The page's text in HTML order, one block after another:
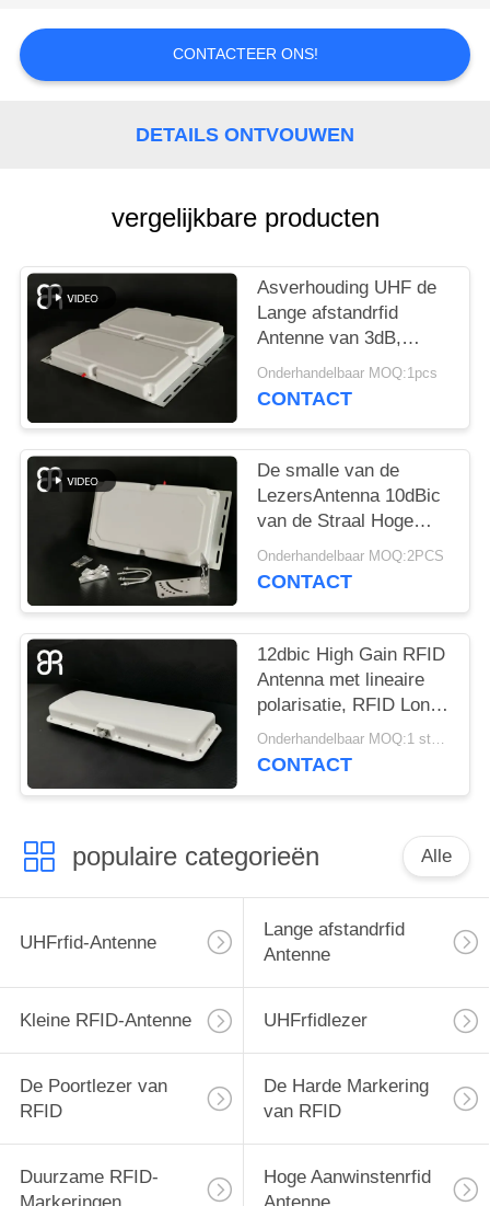
ALLE
GEVALLEN
EEN
CITAAT
SITEMAP
PRIVACYBELEID
CONTACTEER ONS!
DETAILS ONTVOUWEN
vergelijkbare producten
Asverhouding UHF de
Lange afstandrfid
Antenne van 3dB,
Cirkelpolarisatierfid
Antenne
Onderhandelbaar MOQ:1pcs
CONTACT
De smalle van de
LezersAntenna 10dBic
van de Straal Hoge
Aanwinst RFID Poort
Cirkelpolarisatie
Onderhandelbaar MOQ:2PCS
CONTACT
12dbic High Gain RFID
Antenna met lineaire
polarisatie, RFID Long
Range Antenna 15-20m
voor voertuigbeheer
Onderhandelbaar MOQ:1 stuks
CONTACT
populaire categorieën Alle
UHFrfid-Antenne
Lange afstandrfid
Antenne
Kleine RFID-Antenne UHFrfidlezer
De Poortlezer van
RFID
De Harde Markering
van RFID
Duurzame RFID-
Hoge Aanwinstenrfid